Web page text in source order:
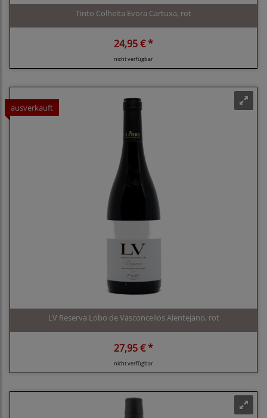
Tinto Colheita Evora Cartuxa, rot
24,95 € *
nicht verfügbar
ausverkauft
LV Reserva Lobo de Vasconcellos Alentejano, rot
27,95 € *
nicht verfügbar